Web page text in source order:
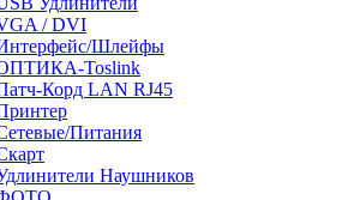
/ DVI
Шлейфы
Toslink
Корд LAN RJ45
Питания
Наушников